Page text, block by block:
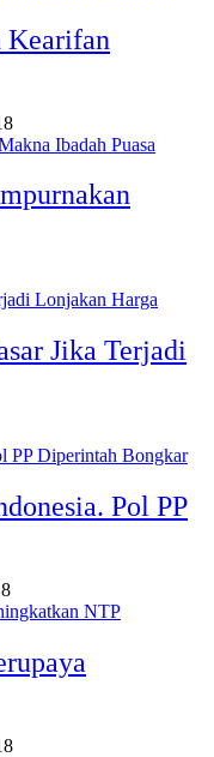
Kearifan
Jika Terjadi
Pol PP